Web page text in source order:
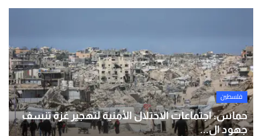
فلسطين
حماس: اجتماعات الاحتلال الأمنية لتهجير غزة تنسف
جهود ال...